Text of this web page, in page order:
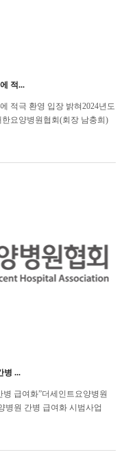
적...
적극 환영 입장 밝혀2024년도
요양병원협회(회장 남충희)
병 ...
급여화”더세인트요양병원
병원 간병 급여화 시범사업